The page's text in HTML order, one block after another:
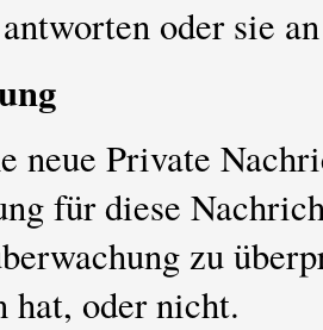
oder sie
neue Private
für diese
zu
hat, oder nicht.